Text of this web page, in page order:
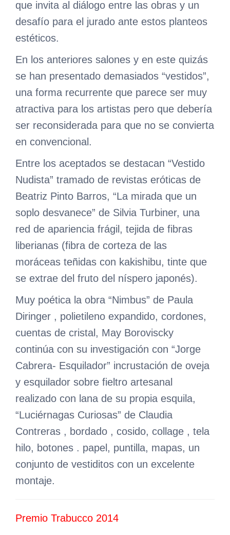
que invita al diálogo entre las obras y un
desafío para el jurado ante estos planteos
estéticos.
En los anteriores salones y en este quizás
se han presentado demasiados “vestidos”,
una forma recurrente que parece ser muy
atractiva para los artistas pero que debería
ser reconsiderada para que no se convierta
en convencional.
Entre los aceptados se destacan “Vestido
Nudista” tramado de revistas eróticas de
Beatriz Pinto Barros, “La mirada que un
soplo desvanece” de Silvia Turbiner, una
red de apariencia frágil, tejida de fibras
liberianas (fibra de corteza de las
moráceas teñidas con kakishibu, tinte que
se extrae del fruto del níspero japonés).
Muy poética la obra “Nimbus” de Paula
Diringer , polietileno expandido, cordones,
cuentas de cristal, May Boroviscky
continúa con su investigación con “Jorge
Cabrera- Esquilador” incrustación de oveja
y esquilador sobre fieltro artesanal
realizado con lana de su propia esquila,
“Luciérnagas Curiosas” de Claudia
Contreras , bordado , cosido, collage , tela
hilo, botones . papel, puntilla, mapas, un
conjunto de vestiditos con un excelente
montaje.
Premio Trabucco 2014